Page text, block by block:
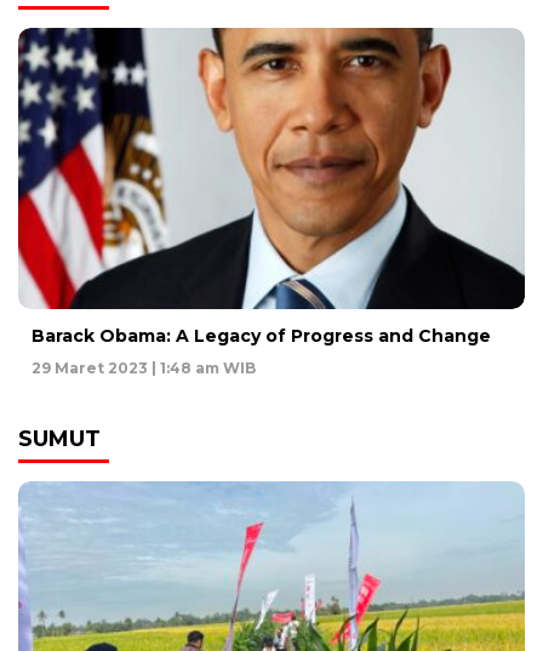
Barack Obama: A Legacy of Progress and Change
29 Maret 2023 | 1:48 am WIB
SUMUT